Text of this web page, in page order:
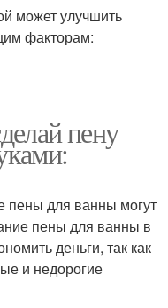
может улучшить
факторам:
пену
пены для ванны могут
пены для ванны в
деньги, так как
и недорогие